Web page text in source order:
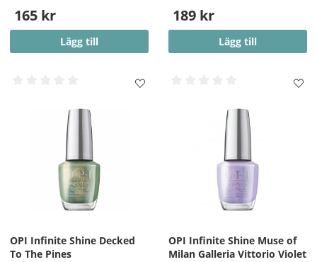
165 kr
Lägg till
189 kr
Lägg till
OPI Infinite Shine Decked
To The Pines
OPI Infinite Shine Muse of
Milan Galleria Vittorio Violet